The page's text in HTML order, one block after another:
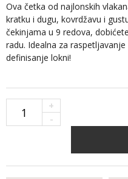
Ova četka od najlonskih
kratku i dugu, kovrdžavu i
čekinjama u 9 redova,
radu. Idealna za
definisanje lokni!
+
-